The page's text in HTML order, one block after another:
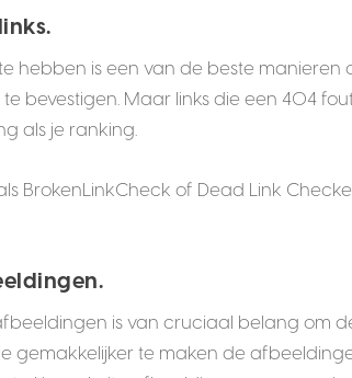
hebben is een van de beste manieren
bevestigen. Maar links die een 404
als je ranking.
BrokenLinkCheck of Dead Link
is van cruciaal belang om
gemakkelijker te maken de